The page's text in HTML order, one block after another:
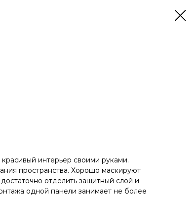
интерьер своими руками.
пространства. Хорошо маскируют
отделить защитный слой и
одной панели занимает не более